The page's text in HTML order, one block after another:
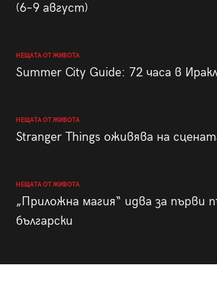
(6–9 август)
НЕЩАТА ОТ ЖИВОТА
Summer City Guide: 72 часа в
НЕЩАТА ОТ ЖИВОТА
Stranger Things оживява на
НЕЩАТА ОТ ЖИВОТА
„Приложна магия“ идва за първи
български